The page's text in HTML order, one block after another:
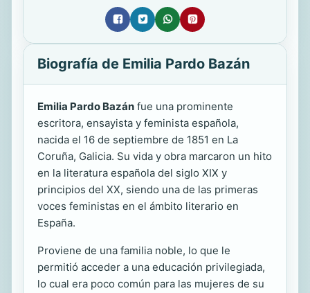
Biografía de Emilia Pardo Bazán
Emilia Pardo Bazán fue una prominente
escritora, ensayista y feminista española,
nacida el 16 de septiembre de 1851 en La
Coruña, Galicia. Su vida y obra marcaron un hito
en la literatura española del siglo XIX y
principios del XX, siendo una de las primeras
voces feministas en el ámbito literario en
España.
Proviene de una familia noble, lo que le
permitió acceder a una educación privilegiada,
lo cual era poco común para las mujeres de su